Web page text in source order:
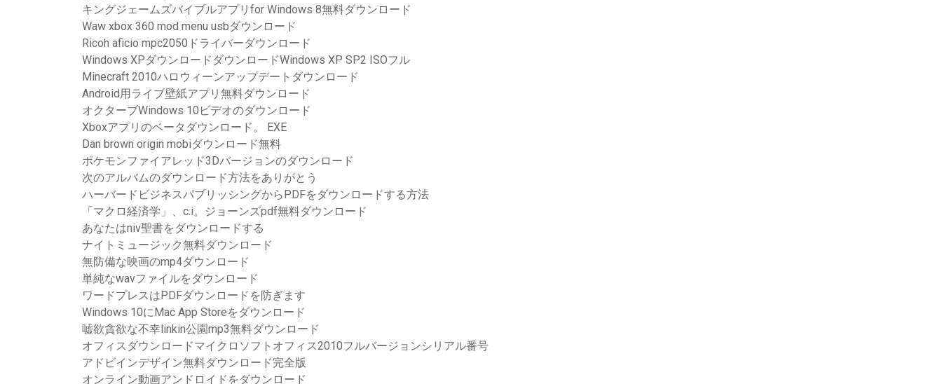
キングジェームズバイブルアプリfor Windows 8無料ダウンロード
Waw xbox 360 mod menu usbダウンロード
Ricoh aficio mpc2050ドライバーダウンロード
Windows XPダウンロードダウンロードWindows XP SP2 ISOフル
Minecraft 2010ハロウィーンアップデートダウンロード
Android用ライブ壁紙アプリ無料ダウンロード
オクターブWindows 10ビデオのダウンロード
Xboxアプリのベータダウンロード。 EXE
Dan brown origin mobiダウンロード無料
ポケモンファイアレッド3Dバージョンのダウンロード
次のアルバムのダウンロード方法をありがとう
ハーバードビジネスパブリッシングからPDFをダウンロードする方法
「マクロ経済学」、c.i。ジョーンズpdf無料ダウンロード
あなたはniv聖書をダウンロードする
ナイトミュージック無料ダウンロード
無防備な映画のmp4ダウンロード
単純なwavファイルをダウンロード
ワードプレスはPDFダウンロードを防ぎます
Windows 10にMac App Storeをダウンロード
嘘欲貪欲な不幸linkin公園mp3無料ダウンロード
オフィスダウンロードマイクロソフトオフィス2010フルバージョンシリアル番号
アドビインデザイン無料ダウンロード完全版
オンライン動画アンドロイドをダウンロード